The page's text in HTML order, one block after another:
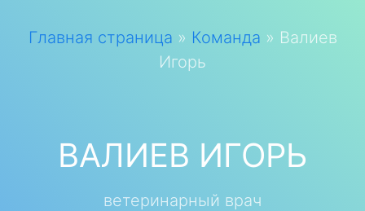
Главная страница » Команда » Валиев
Игорь
ВАЛИЕВ ИГОРЬ
ветеринарный врач